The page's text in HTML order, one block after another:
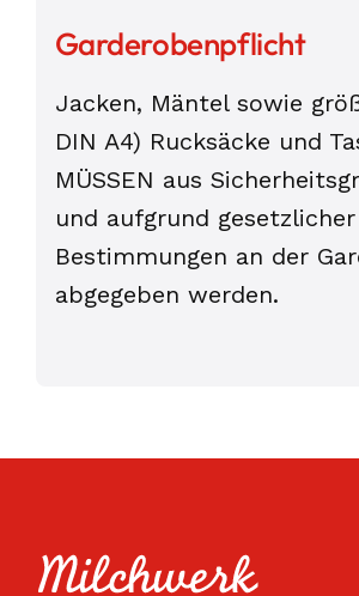
Garderobenpflicht
Jacken, Mäntel sowie
DIN A4) Rucksäcke und
MÜSSEN aus
und aufgrund gesetzlicher
Bestimmungen an der
abgegeben werden.